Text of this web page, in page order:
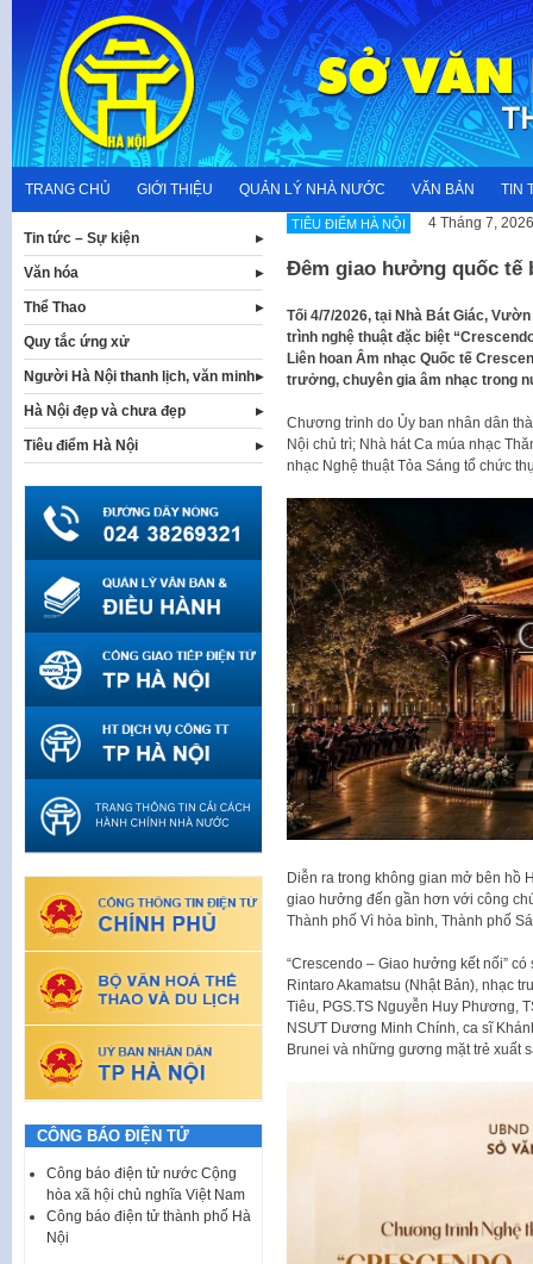
content
TRANG CHỦ GIỚI THIỆU QUẢN LÝ NHÀ NƯỚC VĂN BẢN TIN
TIÊU ĐIỂM HÀ NỘI 4 Tháng 7, 2026
Đêm giao hưởng quốc tế
Tối 4/7/2026, tại Nhà Bát Giác,
trình nghệ thuật đặc biệt
Liên hoan Âm nhạc Quốc tế
trưởng, chuyên gia âm nhạc trong
Chương trình do Ủy ban nhân dân
Nội chủ trì; Nhà hát Ca múa nhạc
nhạc Nghệ thuật Tỏa Sáng tổ chức
Diễn ra trong không gian mở bên hồ
giao hưởng đến gần hơn với công
Thành phố Vì hòa bình, Thành phố
“Crescendo – Giao hưởng kết nối”
Rintaro Akamatsu (Nhật Bản), nhạc
Tiêu, PGS.TS Nguyễn Huy Phương,
NSƯT Dương Minh Chính, ca sĩ
Brunei và những gương mặt trẻ xuất
Tin tức – Sự kiện
Văn hóa
Thể Thao
Quy tắc ứng xử
Người Hà Nội thanh lịch, văn minh
Hà Nội đẹp và chưa đẹp
Tiêu điểm Hà Nội
CÔNG BÁO ĐIỆN TỬ
Công báo điện tử nước Cộng
hòa xã hội chủ nghĩa Việt Nam
Công báo điện tử thành phố Hà
Nội